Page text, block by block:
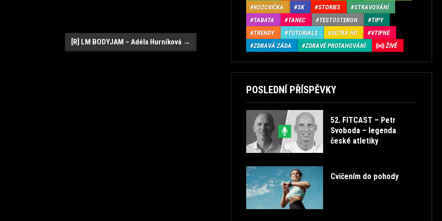
[R] LM BODYJAM – Adéla Hurníková →
ROZCVIČKA
SK STORIES
STRAVOVÁNÍ
TABATA
TANEC TESTOSTERON
TIPY
TRENDY
TUTORIALS ULTRA HD
VTIPNÉ
ZDRAVÁ ZÁDA
ZDRAVÉ PROTAHOVÁNÍ ŽIVĚ
POSLEDNÍ PŘÍSPĚVKY
52. FITCAST – Petr
Svoboda – legenda
české atletiky
Cvičením do pohody